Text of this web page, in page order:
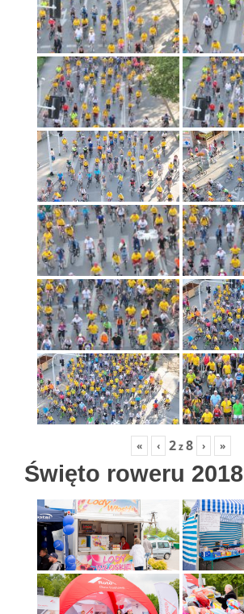
« ‹ 2z8 › »
Święto roweru 2018